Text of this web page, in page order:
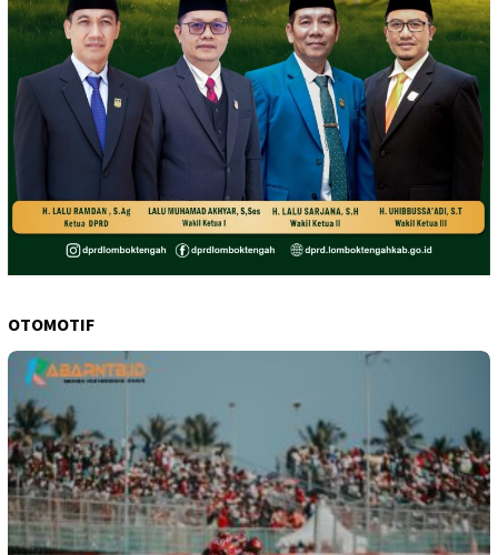
OTOMOTIF